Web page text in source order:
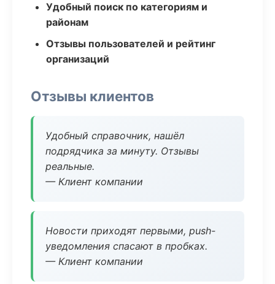
Удобный поиск по категориям и
районам
Отзывы пользователей и рейтинг
организаций
Отзывы клиентов
Удобный справочник, нашёл
подрядчика за минуту. Отзывы
реальные.
— Клиент компании
Новости приходят первыми, push-
уведомления спасают в пробках.
— Клиент компании